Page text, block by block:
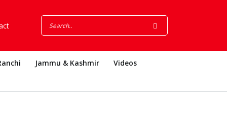
Jammu & Kashmir Videos